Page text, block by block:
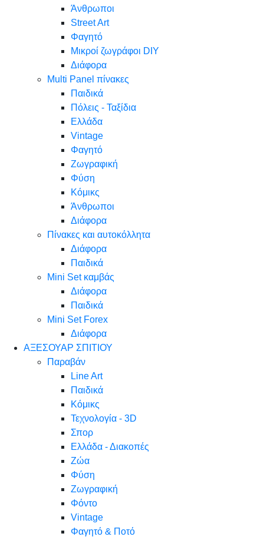
Άνθρωποι
Street Art
Φαγητό
Μικροί ζωγράφοι DIY
Διάφορα
Multi Panel πίνακες
Παιδικά
Πόλεις - Ταξίδια
Ελλάδα
Vintage
Φαγητό
Ζωγραφική
Φύση
Κόμικς
Άνθρωποι
Διάφορα
Πίνακες και αυτοκόλλητα
Διάφορα
Παιδικά
Mini Set καμβάς
Διάφορα
Παιδικά
Mini Set Forex
Διάφορα
ΑΞΕΣΟΥΑΡ ΣΠΙΤΙΟΥ
Παραβάν
Line Art
Παιδικά
Κόμικς
Τεχνολογία - 3D
Σπορ
Ελλάδα - Διακοπές
Ζώα
Φύση
Ζωγραφική
Φόντο
Vintage
Φαγητό & Ποτό